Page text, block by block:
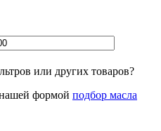
или других товаров?
формой подбор масла